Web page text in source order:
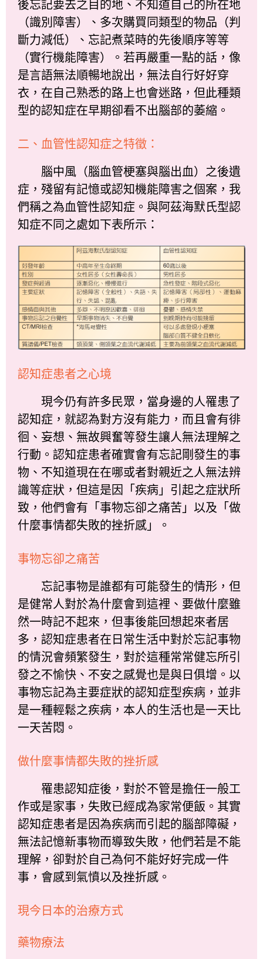
後忘記要去之目的地、不知道自己的所在地
（識別障害）、多次購買同類型的物品（判
斷力減低）、忘記煮菜時的先後順序等等
（實行機能障害）。若再嚴重一點的話，像
是言語無法順暢地說出，無法自行好好穿
衣，在自己熟悉的路上也會迷路，但此種類
型的認知症在早期卻看不出腦部的萎縮。
二、血管性認知症之特徵：
腦中風（腦血管梗塞與腦出血）之後遺
症，殘留有記憶或認知機能障害之個案，我
們稱之為血管性認知症。與阿茲海默氏型認
知症不同之處如下表所示：
認知症患者之心境
現今仍有許多民眾，當身邊的人罹患了
認知症，就認為對方沒有能力，而且會有徘
徊、妄想、無故興奮等發生讓人無法理解之
行動。認知症患者確實會有忘記剛發生的事
物、不知道現在在哪或者對親近之人無法辨
識等症狀，但這是因「疾病」引起之症狀所
致，他們會有「事物忘卻之痛苦」以及「做
什麼事情都失敗的挫折感」。
事物忘卻之痛苦
忘記事物是誰都有可能發生的情形，但
是健常人對於為什麼會到這裡、要做什麼雖
然一時記不起來，但事後能回想起來者居
多，認知症患者在日常生活中對於忘記事物
的情況會頻繁發生，對於這種常常健忘所引
發之不愉快、不安之感覺也是與日俱增。以
事物忘記為主要症狀的認知症型疾病，並非
是一種輕鬆之疾病，本人的生活也是一天比
一天苦悶。
做什麼事情都失敗的挫折感
罹患認知症後，對於不管是擔任一般工
作或是家事，失敗已經成為家常便飯。其實
認知症患者是因為疾病而引起的腦部障礙，
無法記憶新事物而導致失敗，他們若是不能
理解，卻對於自己為何不能好好完成一件
事，會感到氣憤以及挫折感。
現今日本的治療方式
藥物療法